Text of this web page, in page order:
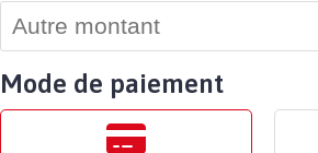
Mode de paiement